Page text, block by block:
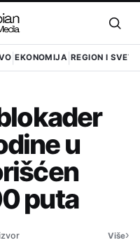
EKONOMIJA REGION I SVET
u
puta
Više›